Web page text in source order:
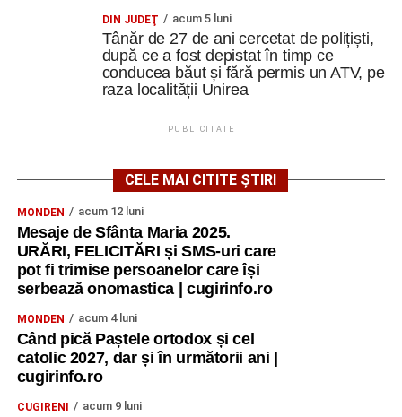
DIN JUDEŢ acum 5 luni
Tânăr de 27 de ani cercetat de polițiști,
după ce a fost depistat în timp ce
conducea băut și fără permis un ATV, pe
raza localității Unirea
PUBLICITATE
CELE MAI CITITE ȘTIRI
MONDEN acum 12 luni
Mesaje de Sfânta Maria 2025.
URĂRI, FELICITĂRI și SMS-uri care
pot fi trimise persoanelor care își
serbează onomastica | cugirinfo.ro
MONDEN acum 4 luni
Când pică Paștele ortodox și cel
catolic 2027, dar și în următorii ani |
cugirinfo.ro
CUGIRENI acum 9 luni